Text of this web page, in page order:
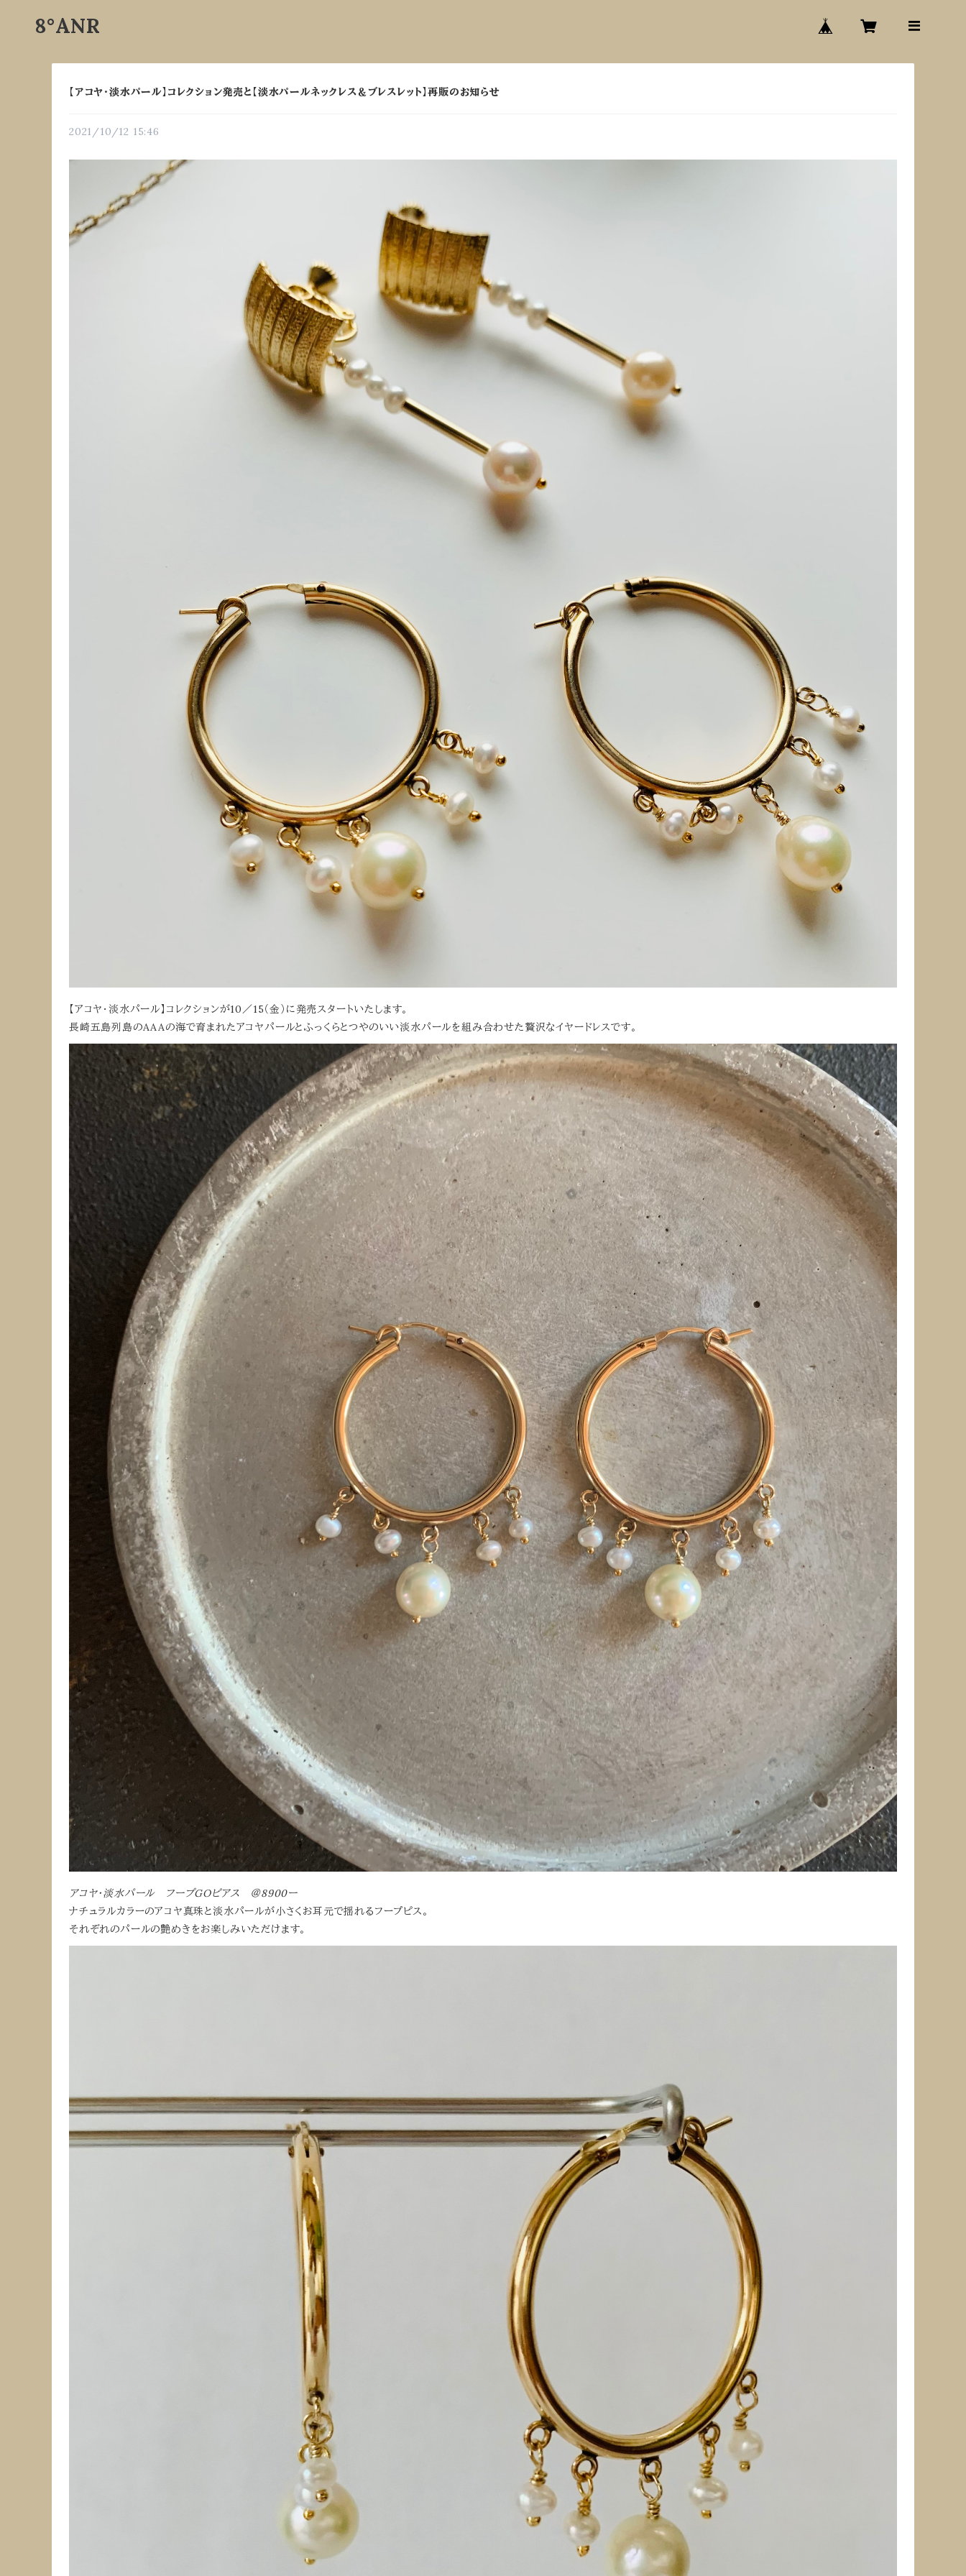
8°ANR
【アコヤ・淡水パール】コレクション発売と【淡水パールネックレス＆ブレスレット】再販のお知らせ
2021/10/12 15:46
【アコヤ・淡水パール】コレクションが10／15（金）に発売スタートいたします。
長崎五島列島のAAAの海で育まれたアコヤパールとふっくらとつやのいい淡水パールを組み合わせた贅沢なイヤードレスです。
アコヤ・淡水パール フープGOピアス ＠8900ー
ナチュラルカラーのアコヤ真珠と淡水パールが小さくお耳元で揺れるフープピス。
それぞれのパールの艶めきをお楽しみいただけます。